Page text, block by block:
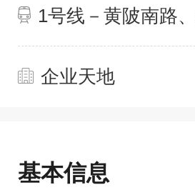
1号线－黄陂南路
企业天地
基本信息